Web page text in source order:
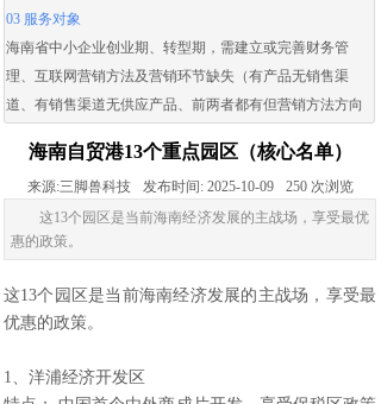
03 服务对象
海南省中小企业创业期、转型期，需建立或完善财务管
理、互联网营销方法及营销环节缺失（有产品无销售渠
道、有销售渠道无供应产品、前两者都有但营销方法方向
海南自贸港13个重点园区（核心名单）
来源:三脚兽科技 发布时间: 2025-10-09 250 次浏览
这13个园区是当前海南经济发展的主战场，享受最优
惠的政策。
这13个园区是当前海南经济发展的主战场，享受最
优惠的政策。
1、洋浦经济开发区